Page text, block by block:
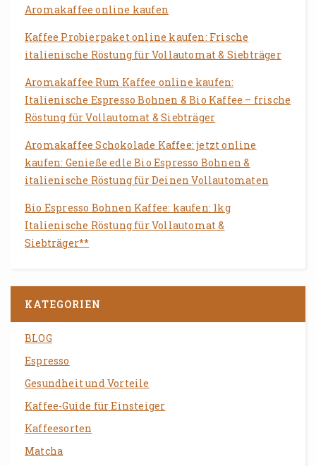
Aromakaffee online kaufen
Kaffee Probierpaket online kaufen: Frische
italienische Röstung für Vollautomat & Siebträger
Aromakaffee Rum Kaffee online kaufen:
Italienische Espresso Bohnen & Bio Kaffee – frische
Röstung für Vollautomat & Siebträger
Aromakaffee Schokolade Kaffee: jetzt online
kaufen: Genieße edle Bio Espresso Bohnen &
italienische Röstung für Deinen Vollautomaten
Bio Espresso Bohnen Kaffee: kaufen: 1kg
Italienische Röstung für Vollautomat &
Siebträger**
KATEGORIEN
BLOG
Espresso
Gesundheit und Vorteile
Kaffee-Guide für Einsteiger
Kaffeesorten
Matcha